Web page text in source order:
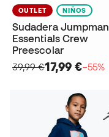
OUTLET NIÑOS
Sudadera Jumpman
Essentials Crew
Preescolar
39,99 €17,99 €−55%